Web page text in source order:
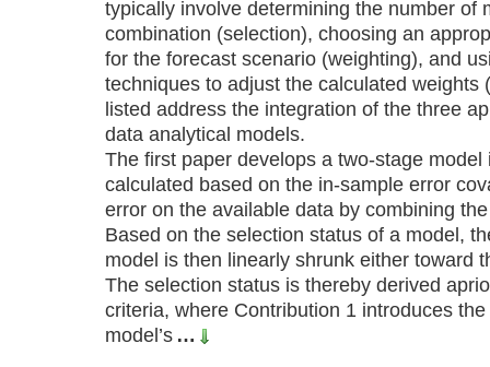
typically involve determining the number of
combination (selection), choosing an
for the forecast scenario (weighting), and
techniques to adjust the calculated weights
listed address the integration of the three
data analytical models.
The first paper develops a two-stage
calculated based on the in-sample error
error on the available data by combining
Based on the selection status of a model,
model is then linearly shrunk either toward
The selection status is thereby derived
criteria, where Contribution 1 introduces
model’s …